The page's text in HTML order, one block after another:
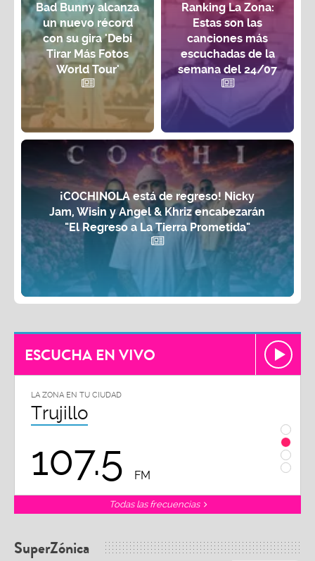
Bad Bunny alcanza
un nuevo récord
con su gira 'Debí
Tirar Más Fotos
World Tour'
Ranking La Zona:
Estas son las
canciones más
escuchadas de la
semana del 24/07
¡COCHINOLA está de regreso! Nicky
Jam, Wisin y Angel & Khriz encabezarán
"El Regreso a La Tierra Prometida"
ESCUCHA EN VIVO
LA ZONA EN TU CIUDAD
Trujillo
107.5 FM
Todas las frecuencias
SuperZónica